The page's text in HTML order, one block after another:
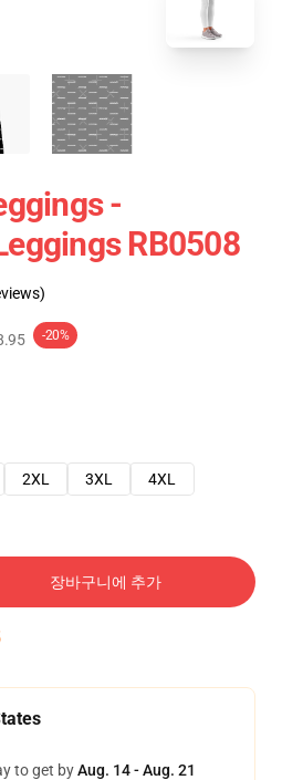
-
RB0508
-20%
2XL 3XL 4XL
장바구니에 추가
to get byAug. 14 - Aug. 21